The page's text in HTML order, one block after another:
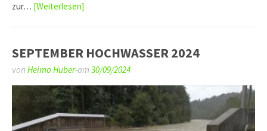
zur… [Weiterlesen]
SEPTEMBER HOCHWASSER 2024
von Heimo Huber-am 30/09/2024